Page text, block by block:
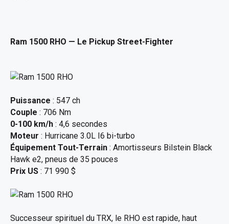
Ram 1500 RHO — Le Pickup Street-Fighter
Puissance : 547 ch
Couple : 706 Nm
0-100 km/h : 4,6 secondes
Moteur : Hurricane 3.0L I6 bi-turbo
Équipement Tout-Terrain : Amortisseurs Bilstein Black
Hawk e2, pneus de 35 pouces
Prix US : 71 990 $
Successeur spirituel du TRX, le RHO est rapide, haut